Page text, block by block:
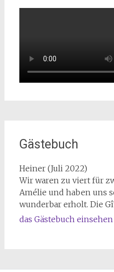
Gästebuch
Heiner (Juli 2022)
Wir waren zu viert für
Amélie und haben uns
wunderbar erholt. Die
das Gästebuch einsehen